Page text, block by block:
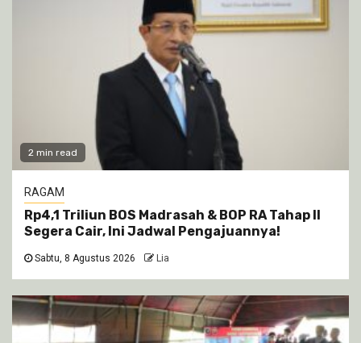
2 min read
RAGAM
Rp4,1 Triliun BOS Madrasah & BOP RA Tahap II
Segera Cair, Ini Jadwal Pengajuannya!
Sabtu, 8 Agustus 2026 Lia